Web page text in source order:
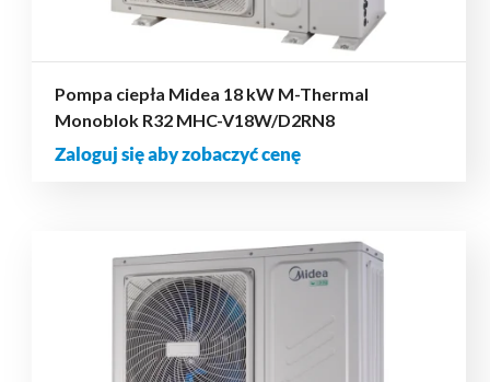
Pompa ciepła Midea 18 kW M-Thermal
Monoblok R32 MHC-V18W/D2RN8
Zaloguj się aby zobaczyć cenę